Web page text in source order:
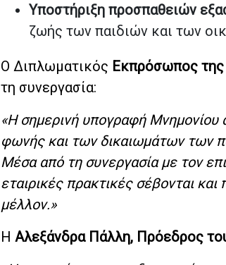
Υποστήριξη προσπαθειών
ζωής των παιδιών και των
Ο Διπλωματικός Εκπρόσωπος της
τη συνεργασία:
«Η σημερινή υπογραφή Μνημονίου
φωνής και των δικαιωμάτων των
Μέσα από τη συνεργασία με τον
εταιρικές πρακτικές σέβονται
μέλλον.»
Η Αλεξάνδρα Πάλλη, Πρόεδρος